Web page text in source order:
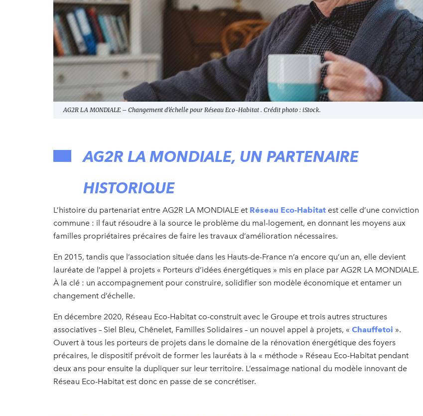
AG2R LA MONDIALE – Changement d’échelle pour Réseau Eco-Habitat . Crédit photo : iStock.
AG2R LA MONDIALE, UN PARTENAIRE
HISTORIQUE
L’histoire du partenariat entre AG2R LA MONDIALE et Réseau Eco-Habitat est celle d’une conviction
commune : il faut résoudre à la source le problème du mal-logement, en donnant les moyens aux
familles propriétaires précaires de faire les travaux d’amélioration nécessaires.
En 2015, tandis que l’association située dans les Hauts-de-France n’a encore qu’un an, elle devient
lauréate de l’appel à projets « Porteurs d’idées énergétiques » mis en place par AG2R LA MONDIALE.
À la clé : un accompagnement pour construire, solidifier son modèle économique et entamer un
changement d’échelle.
En décembre 2020, Réseau Eco-Habitat co-construit avec le Groupe et trois autres structures
associatives – Siel Bleu, Chênelet, Familles Solidaires – un nouvel appel à projets, « Chauffetoi ».
Ouvert à tous les porteurs de projets dans le domaine de la rénovation énergétique des foyers
précaires, le dispositif prévoit de former les lauréats à la « méthode » Réseau Eco-Habitat pendant
deux ans pour ensuite la dupliquer sur leur territoire. L’essaimage national du modèle innovant de
Réseau Eco-Habitat est donc en passe de se concrétiser.